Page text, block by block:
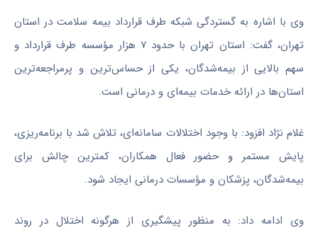
وی با اشاره به گستردگی شبکه طرف قرارداد بیمه سلامت در استان
تهران، گفت: استان تهران با حدود ۷ هزار مؤسسه طرف قرارداد و
سهم بالایی از بیمه‌شدگان، یکی از حساس‌ترین و پرمراجعه‌ترین
استان‌ها در ارائه خدمات بیمه‌ای و درمانی است.
غلام نژاد افزود: با وجود اختلالات سامانه‌ای، تلاش شد با برنامه‌ریزی،
پایش مستمر و حضور فعال همکاران، کمترین چالش برای
بیمه‌شدگان، پزشکان و مؤسسات درمانی ایجاد شود.
وی ادامه داد: به‌ منظور پیشگیری از هرگونه اختلال در روند